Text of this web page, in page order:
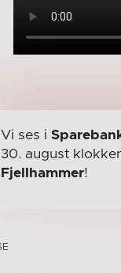
Vi ses i
30. august
Fjellhammer!